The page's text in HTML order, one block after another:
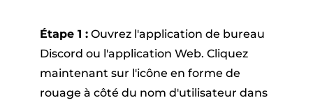
Étape 1 :Ouvrez l'application de bureau
Discord ou l'application Web. Cliquez
maintenant sur l'icône en forme de
rouage à côté du nom d'utilisateur dans